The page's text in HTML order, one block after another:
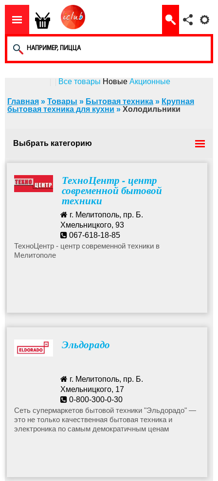
Все товары Новые Акционные
Главная » Товары » Бытовая техника » Крупная
бытовая техника для кухни » Холодильники
Выбрать категорию
ТехноЦентр - центр
современной бытовой
техники
г. Мелитополь, пр. Б.
Хмельницкого, 93
067-618-18-85
techno.melit@gmail.com
ТехноЦентр - центр современной техники в
Мелитополе
Эльдорадо
г. Мелитополь, пр. Б.
Хмельницкого, 17
0-800-300-0-30
Сеть супермаркетов бытовой техники "Эльдорадо" —
это не только качественная бытовая техника и
электроника по самым демократичным ценам